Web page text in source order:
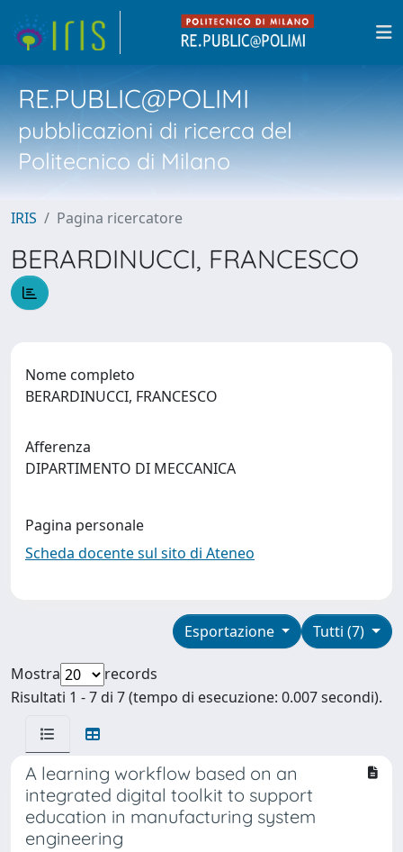
RE.PUBLIC@POLIMI
pubblicazioni di ricerca del
Politecnico di Milano
IRIS Pagina ricercatore
BERARDINUCCI, FRANCESCO
Nome completo
BERARDINUCCI, FRANCESCO
Afferenza
DIPARTIMENTO DI MECCANICA
Pagina personale
Scheda docente sul sito di Ateneo
Tutti (7)
Esportazione
Mostra
records
Risultati 1 - 7 di 7 (tempo di esecuzione: 0.007 secondi).
A learning workflow based on an
integrated digital toolkit to support
education in manufacturing system
engineering